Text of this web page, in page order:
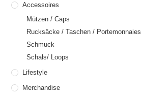
Accessoires
Mützen / Caps
Rucksäcke / Taschen / Portemonnaies
Schmuck
Schals/ Loops
Lifestyle
Merchandise